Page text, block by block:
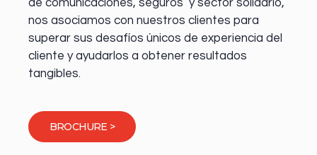
de comunicaciones, seguros y sector solidario,
nos asociamos con nuestros clientes para
superar sus desafíos únicos de experiencia del
cliente y ayudarlos a obtener resultados
tangibles.
BROCHURE >